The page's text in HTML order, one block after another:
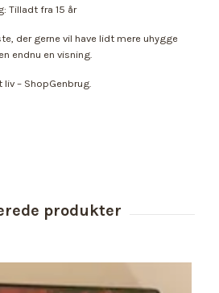
Tilladt fra 15 år
der gerne vil have lidt mere uhygge
endnu en visning.
– ShopGenbrug.